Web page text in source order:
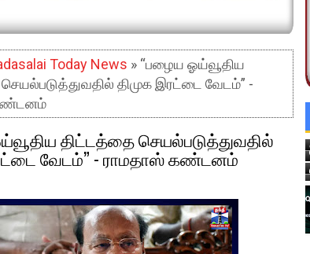
Today News » “பழைய ஓய்வூதிய
திமுக இரட்டை வேடம்” -
திட்டத்தை செயல்படுத்துவதில்
வேடம்” - ராமதாஸ் கண்டனம்